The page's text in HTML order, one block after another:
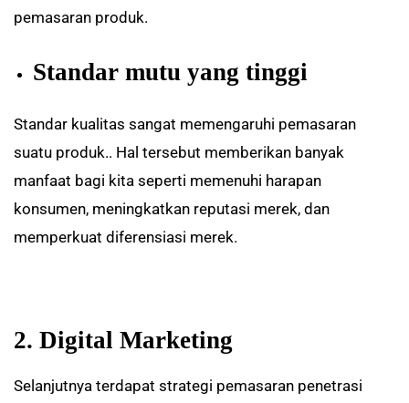
pemasaran produk.
Standar mutu yang tinggi
Standar kualitas sangat memengaruhi pemasaran
suatu produk.. Hal tersebut memberikan banyak
manfaat bagi kita seperti memenuhi harapan
konsumen, meningkatkan reputasi merek, dan
memperkuat diferensiasi merek.
2. Digital Marketing
Selanjutnya terdapat strategi pemasaran penetrasi